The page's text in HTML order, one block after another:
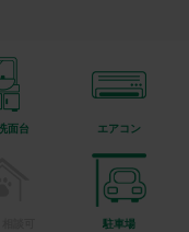
面台 エアコン
駐車場